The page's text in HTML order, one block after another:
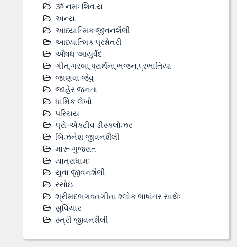
ૐ નમઃ શિવાય
અન્ય...
આધ્યાત્મિક જીવનશૈલી
આધ્યાત્મિક પ્રશ્નોતરી
ઔષધ આયુર્વેદ
ગીત,ગરબા,પ્રાર્થના,ભજન,પ્રભાતિયા
જાણવા જેવુ
જાહેર જનતા
ધાર્મિક લેખો
પરિચય
પ્રો-એક્ટીવ ડીસ્‍ક્લોઝર
બિઝનેશ જીવનશૈલી
મારૂ ગુજરાત
યાત્રાધામઃ
યુવા જીવનશૈલી
રસોઇ
શ્રીમદભગવતગીતા શ્લોક ભાષાંતર સાથેઃ
સુવિચાર
સ્ત્રી જીવનશૈલી